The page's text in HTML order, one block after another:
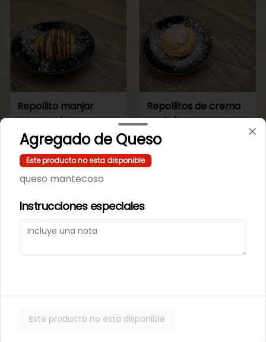
Repollito manjar
artesanal.
$550
Repollitos de crema
pastelera.
CAJITAS PARA TI O PARA REGALAR.
Caja de galletas de
Cajita Lenguita de
Agregado de Queso
Este producto no esta disponible
queso mantecoso
Instrucciones especiales
Este producto no esta disponible